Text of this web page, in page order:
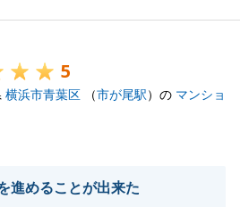
5
横浜市青葉区 （市が尾駅）の マンショ
進めることが出来た